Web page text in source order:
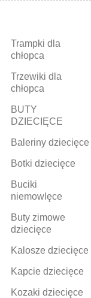
Trampki dla
chłopca
Trzewiki dla
chłopca
BUTY
DZIECIĘCE
Baleriny dziecięce
Botki dziecięce
Buciki
niemowlęce
Buty zimowe
dziecięce
Kalosze dziecięce
Kapcie dziecięce
Kozaki dziecięce